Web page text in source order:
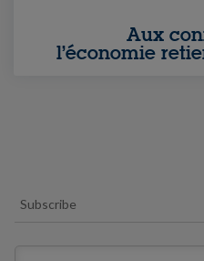
Aux
l’économie
Subscribe